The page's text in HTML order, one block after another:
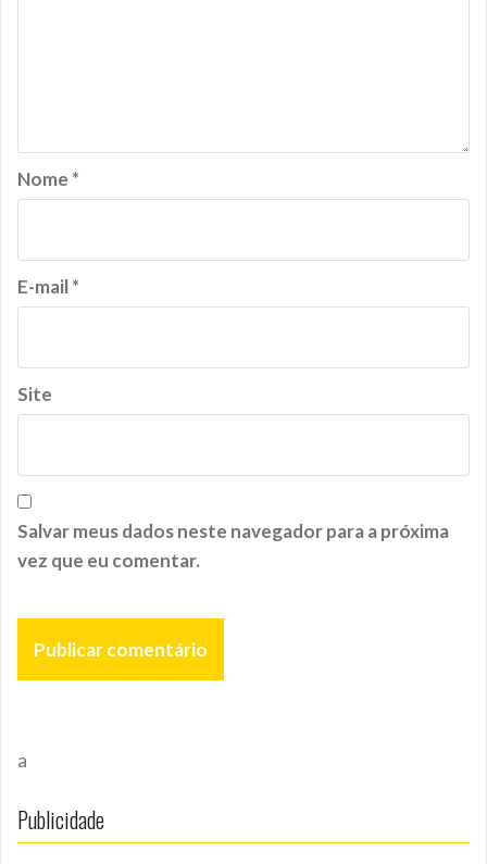
Nome *
E-mail*
Site
Salvar meus dados neste navegador para a próxima
vez que eu comentar.
a
Publicidade